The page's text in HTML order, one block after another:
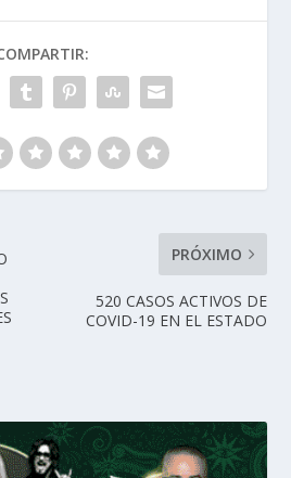
PRÓXIMO
520 CASOS ACTIVOS DE
COVID-19 EN EL ESTADO